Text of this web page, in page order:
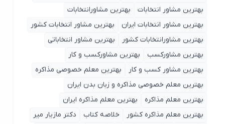
بهترین مشاور انتخابات
بهترین مشاورانتخابات
بهترین مشاور انتخابات ایران
بهترین مشاور انتخابات کشور
بهترین مشاورانتخابات کشور
بهترین مشاور انتخاباتی
بهترین مشاورکسب
بهترین مشاورکسب و کار
بهترین مشاور کسب و کار
بهترین معلم خصوصی مذاکره
بهترین معلم خصوصی مذاکره و زبان بدن ایران
بهترین معلم مذاکره
بهترین معلم مذاکره ایران
بهترین معلم مذاکره کشور
خلاصه کتاب
دکتر مازیار میر